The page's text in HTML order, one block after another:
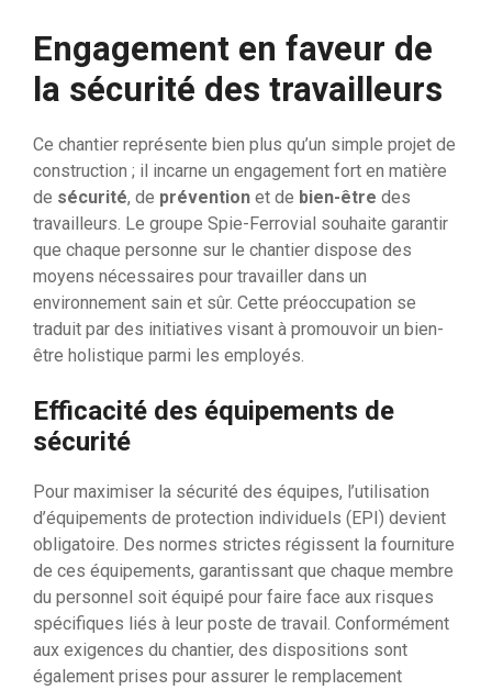
Engagement en faveur de
la sécurité des travailleurs
Ce chantier représente bien plus qu’un simple projet de
construction ; il incarne un engagement fort en matière
de sécurité, de prévention et de bien-être des
travailleurs. Le groupe Spie-Ferrovial souhaite garantir
que chaque personne sur le chantier dispose des
moyens nécessaires pour travailler dans un
environnement sain et sûr. Cette préoccupation se
traduit par des initiatives visant à promouvoir un bien-
être holistique parmi les employés.
Efficacité des équipements de
sécurité
Pour maximiser la sécurité des équipes, l’utilisation
d’équipements de protection individuels (EPI) devient
obligatoire. Des normes strictes régissent la fourniture
de ces équipements, garantissant que chaque membre
du personnel soit équipé pour faire face aux risques
spécifiques liés à leur poste de travail. Conformément
aux exigences du chantier, des dispositions sont
également prises pour assurer le remplacement